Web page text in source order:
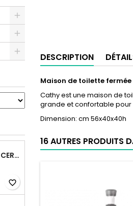
BRIT CARE SANS CEREALES STERILIZED URINARY HEALTH - CHAT
favorite_border
DESCRIPTION
Maison de toilette
Cathy est une maison de
grande et confortable pour
Dimension: cm 56x40x40h
16 AUTRES PRODUITS